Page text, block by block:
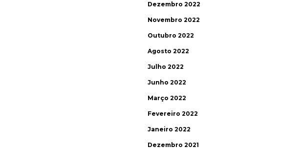
Dezembro 2022
Novembro 2022
Outubro 2022
Agosto 2022
Julho 2022
Junho 2022
Março 2022
Fevereiro 2022
Janeiro 2022
Dezembro 2021